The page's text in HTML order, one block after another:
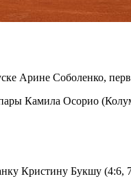
Арине Соболенко,
пары Камила Осорио
Кристину Букшу (4:6,